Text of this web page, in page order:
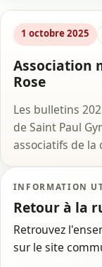
1 octobre 2025
Association
Rose
Les bulletins
de Saint Paul
associatifs de la
INFORMATION
Retour à la
Retrouvez
sur le site